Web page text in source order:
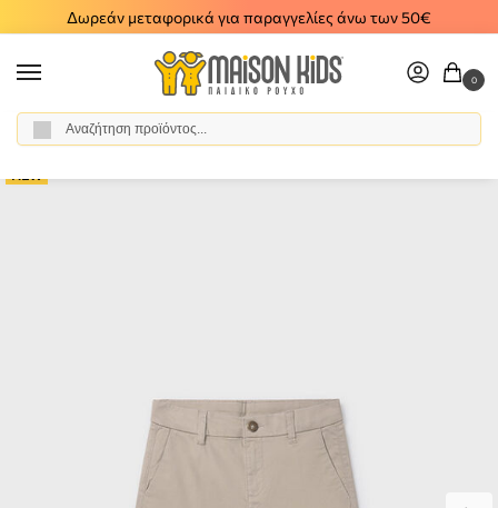
Δωρεάν μεταφορικά για παραγγελίες άνω των 50€
0
Αρχική σελίδα / Αγόρι / Ρούχα